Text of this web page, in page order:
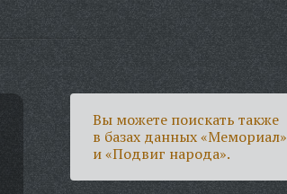
Вы можете поискать также
в базах данных «Мемориал»
и «Подвиг народа».